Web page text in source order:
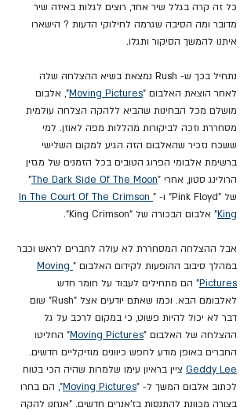
כל זה קרה בגלל שיר אחד, רוצים לגלות באיזה שיר
מדובר ומה הסיבה שגרמה לחילוקי הדעות ? הישארו
איתנו להמשך הסיקור ותגלו.
נתחיל בכך ש- Rush נמצאת בשיא ההצלחה שלה
לאחר הוצאת האלבום "Moving Pictures", אלבום
מושלם מכל הבחינות שהביא ללהקה הצלחה עולמית
מסחררת וזכה לביקורות מהללות מפה לאוזן. למי
ששכח נזכיר שהאלבום הזה הגיע למקום השלישי
ברשימת אלבומי הפרוג הטובים בכל הזמנים של מגזין
הרולינג סטון, אחרי "The Dark Side Of The Moon
"
של "Pink Floyd" ו- "
In The Court Of The Crimson
King
" אלבום הבכורה של "King Crimson".
אבל ההצלחה המסחררת לא עולה לחברים לראש וכבר
במהלך סיבוב ההופעות לקידום האלבום " Moving
Pictures" הם מתחילים לעבוד על חומר חדש
לאלבומם הבא. וכמו שאתם יודעים אצל "Rush" שום
דבר לא יכול להיות פשוט, כי במקום לרכב על גל
ההצלחה של האלבום "Moving Pictures" החליטו
החברים באופן מודע לחפש כיוונים מוזיקליים חדשים.
Geddy Lee ציין בראיון עימו שלמרות שהיה הכי בטוח
לכתוב אלבום המשך ל- "Moving Pictures", הם בחרו
בצורה מכוונת להתנסות בז'אנרים חדשים. "אנחנו להקה